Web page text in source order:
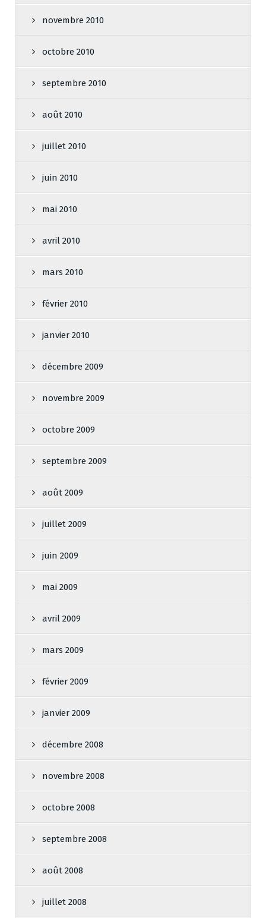
novembre 2010
octobre 2010
septembre 2010
août 2010
juillet 2010
juin 2010
mai 2010
avril 2010
mars 2010
février 2010
janvier 2010
décembre 2009
novembre 2009
octobre 2009
septembre 2009
août 2009
juillet 2009
juin 2009
mai 2009
avril 2009
mars 2009
février 2009
janvier 2009
décembre 2008
novembre 2008
octobre 2008
septembre 2008
août 2008
juillet 2008